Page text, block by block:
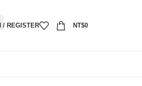
/ REGISTER NT$0